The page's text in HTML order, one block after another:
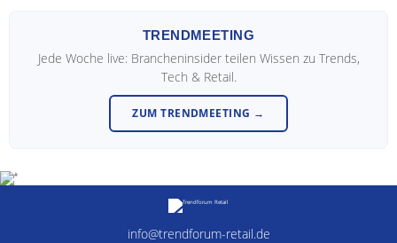
TRENDMEETING
Jede Woche live: Brancheninsider teilen Wissen zu Trends,
Tech & Retail.
ZUM TRENDMEETING →
info@trendforum-retail.de